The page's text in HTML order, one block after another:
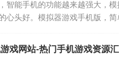
桌面软件还是使用云游戏平台
排游戏时间，保护好自己的视力
智能手机的功能越来越强大，
心头好。模拟器游戏手机版，
戏网站-热门手机游戏资源